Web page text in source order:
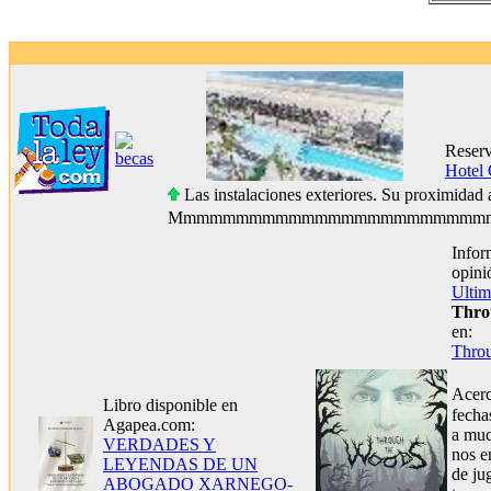
Hotel
Las instalaciones exteriores. Su proximidad
Libro disponible en
Agapea.com:
VERDADES Y
LEYENDAS DE UN
ABOGADO XARNEGO-
en:
a
nos
de